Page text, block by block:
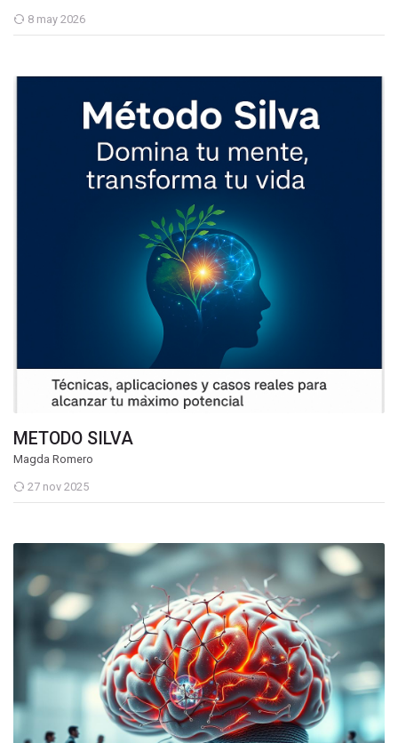
8 may 2026
METODO SILVA
Magda Romero
27 nov 2025